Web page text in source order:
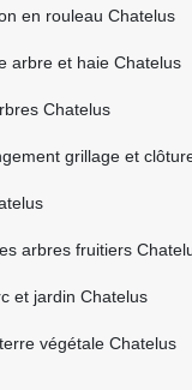
en rouleau Chatelus
arbre et haie Chatelus
Chatelus
grillage et
arbres fruitiers
et jardin Chatelus
végétale Chatelus